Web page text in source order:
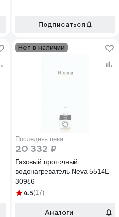
Подписаться
Нет в наличии
Последняя цена
20 332 ₽
Газовый проточный
водонагреватель Neva 5514Е
30986
4.5(17)
Аналоги